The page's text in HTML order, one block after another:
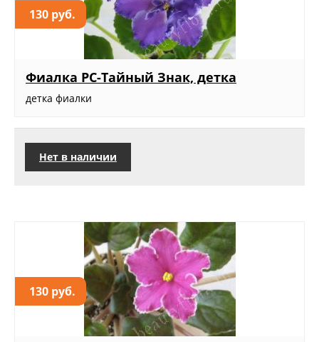
130 руб.
Фиалка РС-Тайный Знак, детка
детка фиалки
Нет в наличии
130 руб.